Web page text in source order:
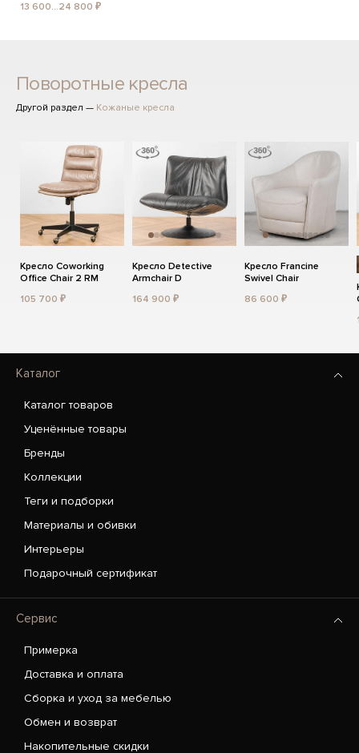
13 600...24 800 ₽
Поворотные кресла
Другой раздел — Кожаные кресла
Кресло Coworking
Office Chair 2 RM
105 700 ₽
Кресло Detective
Armchair D
164 900 ₽
Кресло Francine
Swivel Chair
86 600 ₽
Каталог
Каталог товаров
Уценённые товары
Бренды
Коллекции
Теги и подборки
Материалы и обивки
Интерьеры
Подарочный сертификат
Сервис
Примерка
Доставка и оплата
Сборка и уход за мебелью
Обмен и возврат
Накопительные скидки